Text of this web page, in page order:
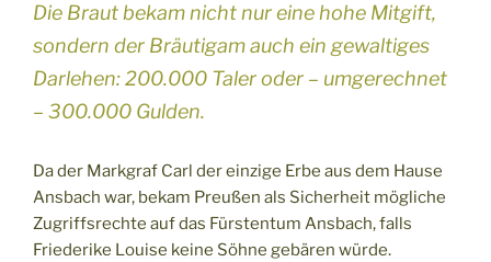
Die Braut bekam nicht nur eine hohe Mitgift,
sondern der Bräutigam auch ein gewaltiges
Darlehen: 200.000 Taler oder – umgerechnet
– 300.000 Gulden.
Da der Markgraf Carl der einzige Erbe aus dem Hause
Ansbach war, bekam Preußen als Sicherheit mögliche
Zugriffsrechte auf das Fürstentum Ansbach, falls
Friederike Louise keine Söhne gebären würde.